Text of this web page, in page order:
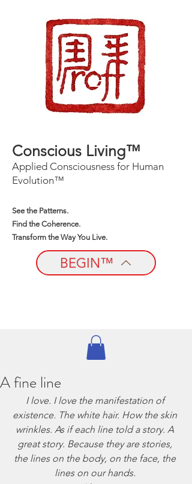
Conscious Living™
Applied Consciousness for Human
Evolution™
See the Patterns.
Find the Coherence.
Transform the Way You Live.
BEGIN™
A fine line
I love. I love the manifestation of
existence. The white hair. How the skin
wrinkles. As if each line told a story. A
great story. Because they are stories,
the lines on the body, on the face, the
lines on our hands.